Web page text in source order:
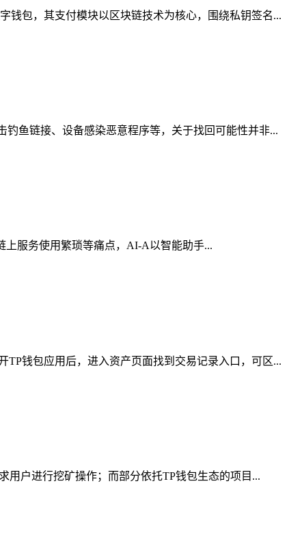
钱包，其支付模块以区块链技术为核心，围绕私钥签名...
鱼链接、设备感染恶意程序等，关于找回可能性并非...
上服务使用繁琐等痛点，AI-A以智能助手...
钱包应用后，进入资产页面找到交易记录入口，可区...
用户进行挖矿操作；而部分依托TP钱包生态的项目...